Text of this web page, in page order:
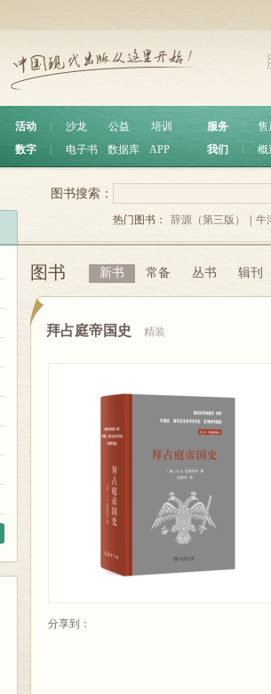
活动 沙龙 公益
培训
数字
电子书 数据库 APP
服务 ︱ 售
我们
概
图书搜索：
热门图书： 辞源（第三版） 牛
图书 新书 常备 丛书 辑刊
拜占庭帝国史 精装
分享到：